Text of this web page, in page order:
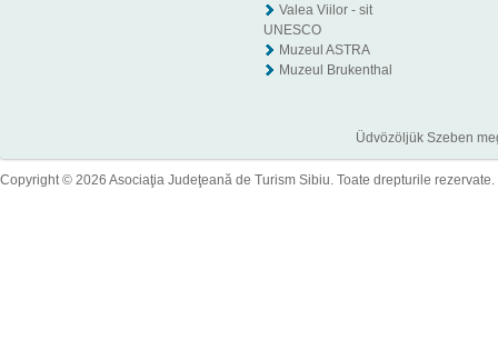
Valea Viilor - sit
UNESCO
Muzeul ASTRA
Muzeul Brukenthal
Üdvözöljük Szeben
Copyright © 2026 Asociaţia Judeţeană de Turism Sibiu. Toate drepturile rezervate.